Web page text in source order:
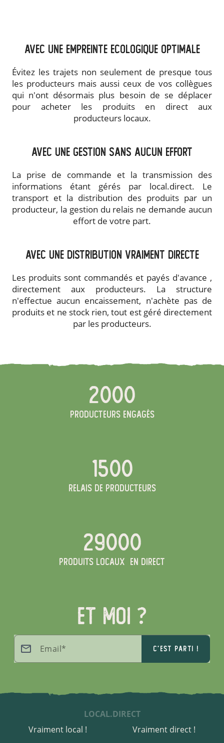
avec une empreinte ecologique optimale
Évitez les trajets non seulement de presque tous
les producteurs mais aussi ceux de vos collègues
qui n'ont désormais plus besoin de se déplacer
pour acheter les produits en direct aux
producteurs locaux.
avec une gestion sans aucun effort
La prise de commande et la transmission des
informations étant gérés par local.direct. Le
transport et la distribution des produits par un
producteur, la gestion du relais ne demande aucun
effort de votre part.
avec une distribution vraiment directe
Les produits sont commandés et payés d'avance ,
directement aux producteurs. La structure
n'effectue aucun encaissement, n'achète pas de
produits et ne stock rien, tout est géré directement
par les producteurs.
2000
producteurs engagés
1500
relais de producteurs
29000
produits locaux en direct
et moi ?
Email* c'est parti !
LOCAL.DIRECT
Vraiment local !
Vraiment direct !